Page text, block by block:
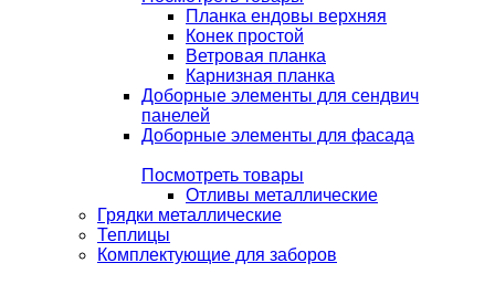
Планка ендовы верхняя
Конек простой
Ветровая планка
Карнизная планка
Доборные элементы для сендвич
панелей
Доборные элементы для фасада
Посмотреть товары
Отливы металлические
Грядки металлические
Теплицы
Комплектующие для заборов